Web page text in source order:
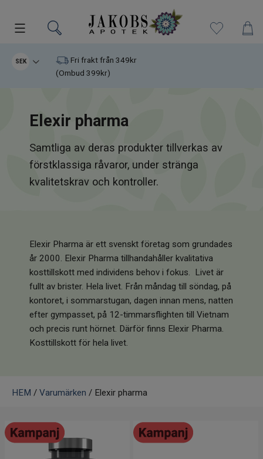
Kampanjer
Varumärken
Kosttillskott
Superfood
Kristaller
Infrarött Ljus
Vattenrening & Övrigt
Transdermala plåster
SEK
Fri frakt från 349kr
(Ombud 399kr)
Elexir pharma
Samtliga av deras produkter tillverkas av
förstklassiga råvaror, under stränga
kvalitetskrav och kontroller.
Elexir Pharma är ett svenskt företag som grundades
år 2000. Elexir Pharma tillhandahåller kvalitativa
kosttillskott med individens behov i fokus. Livet är
fullt av brister. Hela livet. Från måndag till söndag, på
kontoret, i sommarstugan, dagen innan mens, natten
efter gympasset, på 12-timmarsflighten till Vietnam
och precis runt hörnet. Därför finns Elexir Pharma.
Kosttillskott för hela livet.
HEM / Varumärken / Elexir pharma